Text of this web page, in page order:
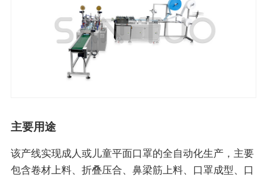
主要用途
该产线实现成人或儿童平面口罩的全自动化生产，主要
包含卷材上料、折叠压合、鼻梁筋上料、口罩成型、口